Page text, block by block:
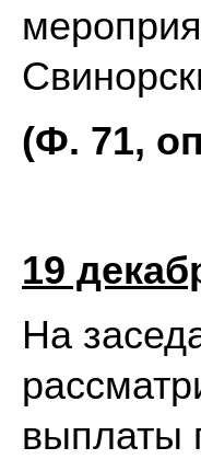
(Ф. 71,
19
На
выплаты